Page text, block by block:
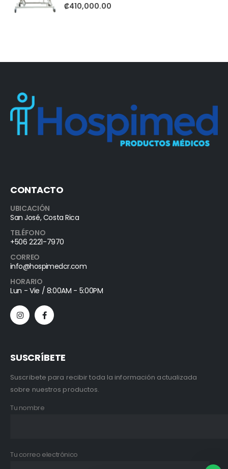
0out of 5
₡410,000.00
CONTACTO
UBICACIÓN
San José, Costa Rica
TELÉFONO
+506 2221-7970
CORREO
info@hospimedcr.com
HORARIO
Lun - Vie / 8:00AM - 5:00PM
SUSCRÍBETE
Suscribete para recibir toda la información actualizada
sobre nuestros productos.
Tu nombre
Tu correo electrónico